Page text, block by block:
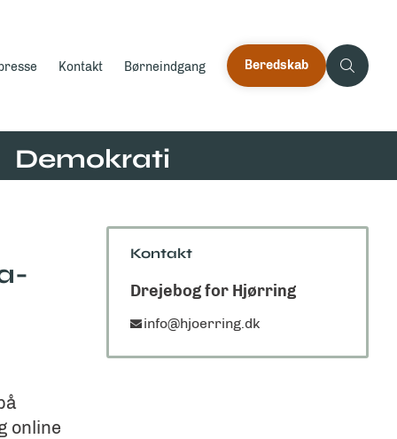
Kontakt Børneindgang Beredskab
Demokrati
online
Kontakt
Drejebog for Hjørring
info@hjoerring.dk